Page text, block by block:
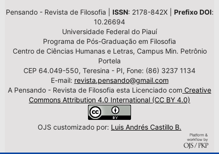
Pensando - Revista de Filosofia | ISSN: 2178-842X | Prefixo DOI:
10.26694
Universidade Federal do Piauí
Programa de Pós-Graduação em Filosofia
Centro de Ciências Humanas e Letras, Campus Min. Petrônio
Portela
CEP 64.049-550, Teresina - PI, Fone: (86) 3237 1134
E-mail: revista.pensando@gmail.com
A Pensando - Revista de Filosofia esta Licenciado com Creative
Commons Attribution 4.0 International (CC BY 4.0)
OJS customizado por: Luis Andrés Castillo B.